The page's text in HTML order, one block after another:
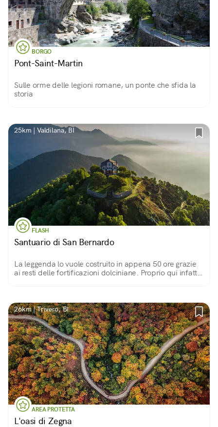
BORGO
Pont-Saint-Martin
Sulle orme delle legioni romane, un ponte che sfida la
storia
25km | Valdilana, BI
FLASH
Santuario di San Bernardo
La leggenda lo vuole costruito in appena 50 ore grazie
ai resti delle fortificazioni dolciniane. Proprio qui infatti,
26km | Trivero, BI
AREA PROTETTA
L'oasi di Zegna